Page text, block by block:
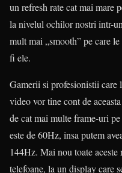
un refresh rate cat mai mare
la nivelul ochilor nostri intr-
mult mai „smooth” pe care
fi ele.
Gamerii si profesionistii care
video vor tine cont de
de cat mai multe frame-uri
este de 60Hz, insa putem
144Hz. Mai nou toate aceste
telefoane, la un display care